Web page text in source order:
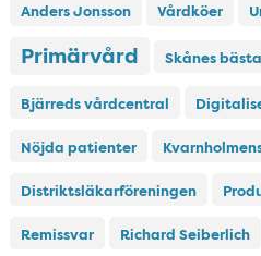
Anders Jonsson Vårdköer
Primärvård Skånes
Bjärreds vårdcentral
Nöjda patienter
Distriktsläkarföreningen
Remissvar Richard Seiberlich